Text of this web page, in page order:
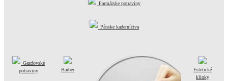
Farmárske potraviny
Pánske kaderníctva
Gazdovské
potraviny
Barber
Estetické
klinky